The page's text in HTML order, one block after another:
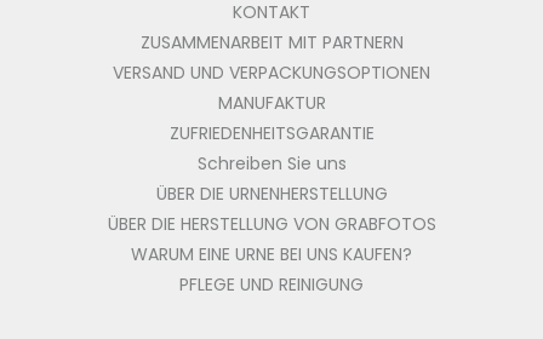
KONTAKT
ZUSAMMENARBEIT MIT PARTNERN
VERSAND UND VERPACKUNGSOPTIONEN
MANUFAKTUR
ZUFRIEDENHEITSGARANTIE
Schreiben Sie uns
ÜBER DIE URNENHERSTELLUNG
ÜBER DIE HERSTELLUNG VON GRABFOTOS
WARUM EINE URNE BEI UNS KAUFEN?
PFLEGE UND REINIGUNG